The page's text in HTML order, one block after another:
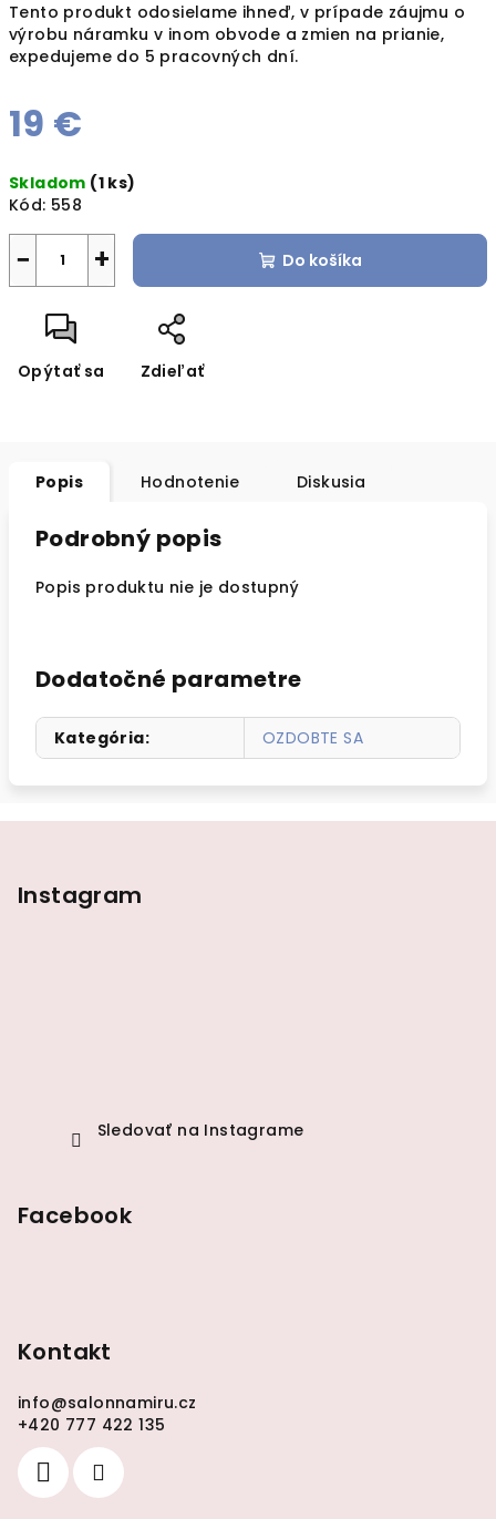
Tento produkt odosielame ihneď, v prípade záujmu o
výrobu náramku v inom obvode a zmien na prianie,
expedujeme do 5 pracovných dní.
19 €
cena:
Skladom (1 ks)
Kód: 558
+
− Do košíka
Opýtať sa Zdieľať
Popis Hodnotenie Diskusia
Podrobný popis
Popis produktu nie je dostupný
Dodatočné parametre
Kategória: OZDOBTE SA
Instagram
Sledovať na Instagrame
Facebook
Kontakt
info@salonnamiru.cz
+420 777 422 135